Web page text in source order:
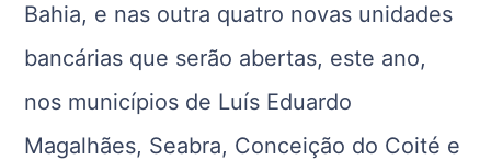
Bahia, e nas outra quatro novas unidades
bancárias que serão abertas, este ano,
nos municípios de Luís Eduardo
Magalhães, Seabra, Conceição do Coité e